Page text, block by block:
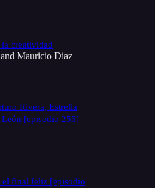
creatividad
and Mauricio Diaz
Rivera, Estrella
[episodio 255]
el final feliz [episodio